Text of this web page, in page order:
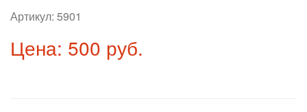
Артикул: 5901
Цена: 500 руб.